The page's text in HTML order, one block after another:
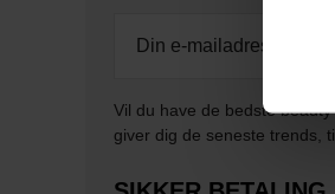
Vil du have de bedste
giver dig de seneste trends,